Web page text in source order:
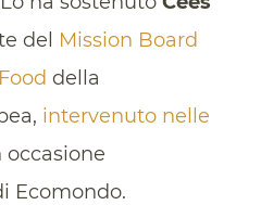
del Mission Board
della
intervenuto nelle
occasione
Ecomondo.